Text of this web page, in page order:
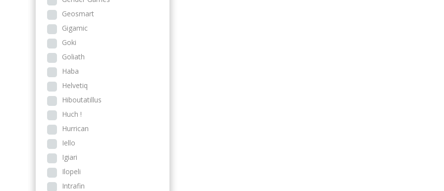
Geosmart
Gigamic
Goki
Goliath
Haba
Helvetiq
Hiboutatillus
Huch !
Hurrican
Iello
Igiari
Ilopeli
Intrafin